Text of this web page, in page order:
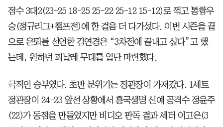
점수 3대2(23-25 18-25 25-22 25-12 15-12)로 꺾고 통합우
승(정규리그+챔프전)에 한 걸음 더 다가섰다. 이번 시즌을 끝
으로 은퇴를 선언한 김연경은 “3차전에 끝내고 싶다”고 했
는데, 원하던 피날레 무대를 일단 마련했다.
극적인 승부였다. 초반 분위기는 정관장이 가져갔다. 1세트
정관장이 24-23 앞선 상황에서 흥국생명 신예 공격수 정윤주
(22)가 동점을 만들었지만 비디오 판독 결과 세터 이고은(3